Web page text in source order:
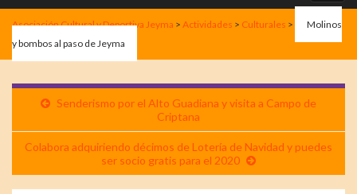
la
Asociación Cultural y Deportiva Jeyma > Actividades > Culturales >
Molinos
y bombos al paso de Jeyma
Senderismo por el Alto Guadiana y visita a Campo de
Criptana
Colabora adquiriendo décimos de Lotería de Navidad y puedes
ser socio gratis para el 2020